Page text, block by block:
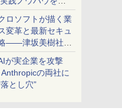
商談記録 for
展開へ
ロソフトが描く業
変革と最新セキュ
――津坂美樹社長
戦略を説明
が実企業を攻撃
の両社に
とし穴”